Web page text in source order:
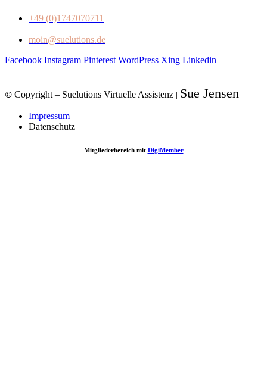
+49 (0)1747070711
moin@suelutions.de
Facebook Instagram Pinterest WordPress Xing Linkedin
© Copyright – Suelutions Virtuelle Assistenz | Sue Jensen
Impressum
Datenschutz
Mitgliederbereich mit DigiMember